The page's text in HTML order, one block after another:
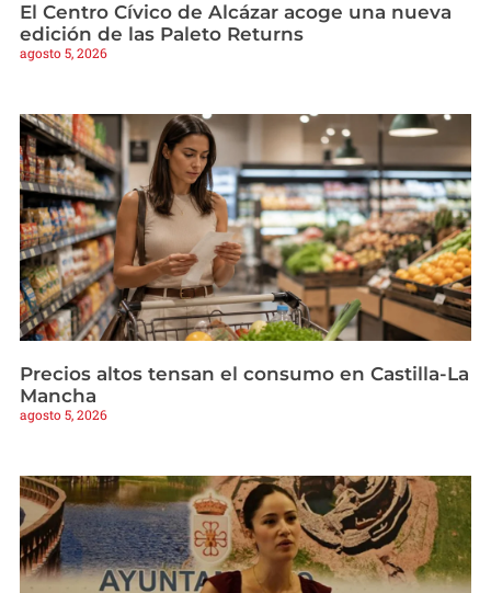
El Centro Cívico de Alcázar acoge una nueva
edición de las Paleto Returns
agosto 5, 2026
Precios altos tensan el consumo en Castilla-La
Mancha
agosto 5, 2026